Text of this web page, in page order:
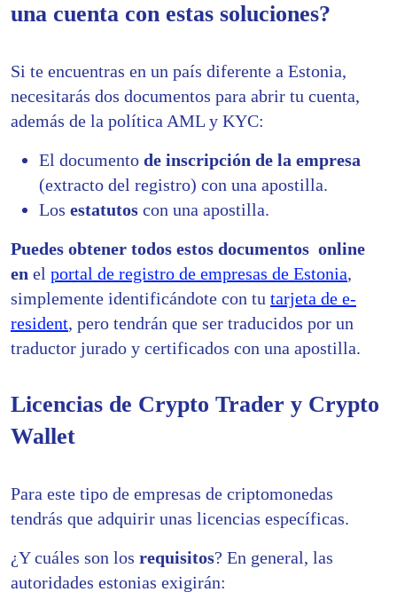
una cuenta con estas soluciones?
Si te encuentras en un país diferente a Estonia,
necesitarás dos documentos para abrir tu cuenta,
además de la política AML y KYC:
El documento de inscripción de la empresa
(extracto del registro) con una apostilla.
Los estatutos con una apostilla.
Puedes obtener todos estos documentos online
en el portal de registro de empresas de Estonia,
simplemente identificándote con tu tarjeta de e-
resident, pero tendrán que ser traducidos por un
traductor jurado y certificados con una apostilla.
Licencias de Crypto Trader y Crypto
Wallet
Para este tipo de empresas de criptomonedas
tendrás que adquirir unas licencias específicas.
¿Y cuáles son los requisitos? En general, las
autoridades estonias exigirán: